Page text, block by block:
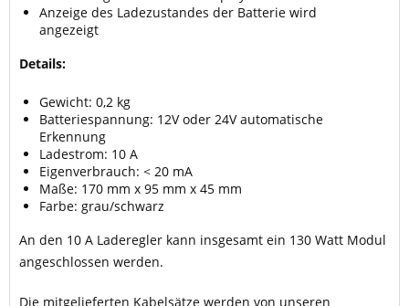
Anzeige des Ladezustandes der Batterie wird
angezeigt
Details:
Gewicht: 0,2 kg
Batteriespannung: 12V oder 24V automatische
Erkennung
Ladestrom: 10 A
Eigenverbrauch: < 20 mA
Maße: 170 mm x 95 mm x 45 mm
Farbe: grau/schwarz
An den 10 A Laderegler kann insgesamt ein 130 Watt Modul
angeschlossen werden.
Die mitgelieferten Kabelsätze werden von unseren